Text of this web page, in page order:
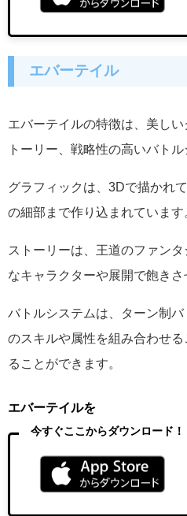
エバーテイル
エバーテイルの特徴は、美し
トーリー、戦略性の高いバトル
グラフィックは、3Dで描かれ
の細部まで作り込まれています
ストーリーは、王道のファン
なキャラクターや展開で飽きさ
バトルシステムは、ターン制
のスキルや属性を組み合わせ
ることができます。
エバーテイルを
今すぐここからダウンロード！